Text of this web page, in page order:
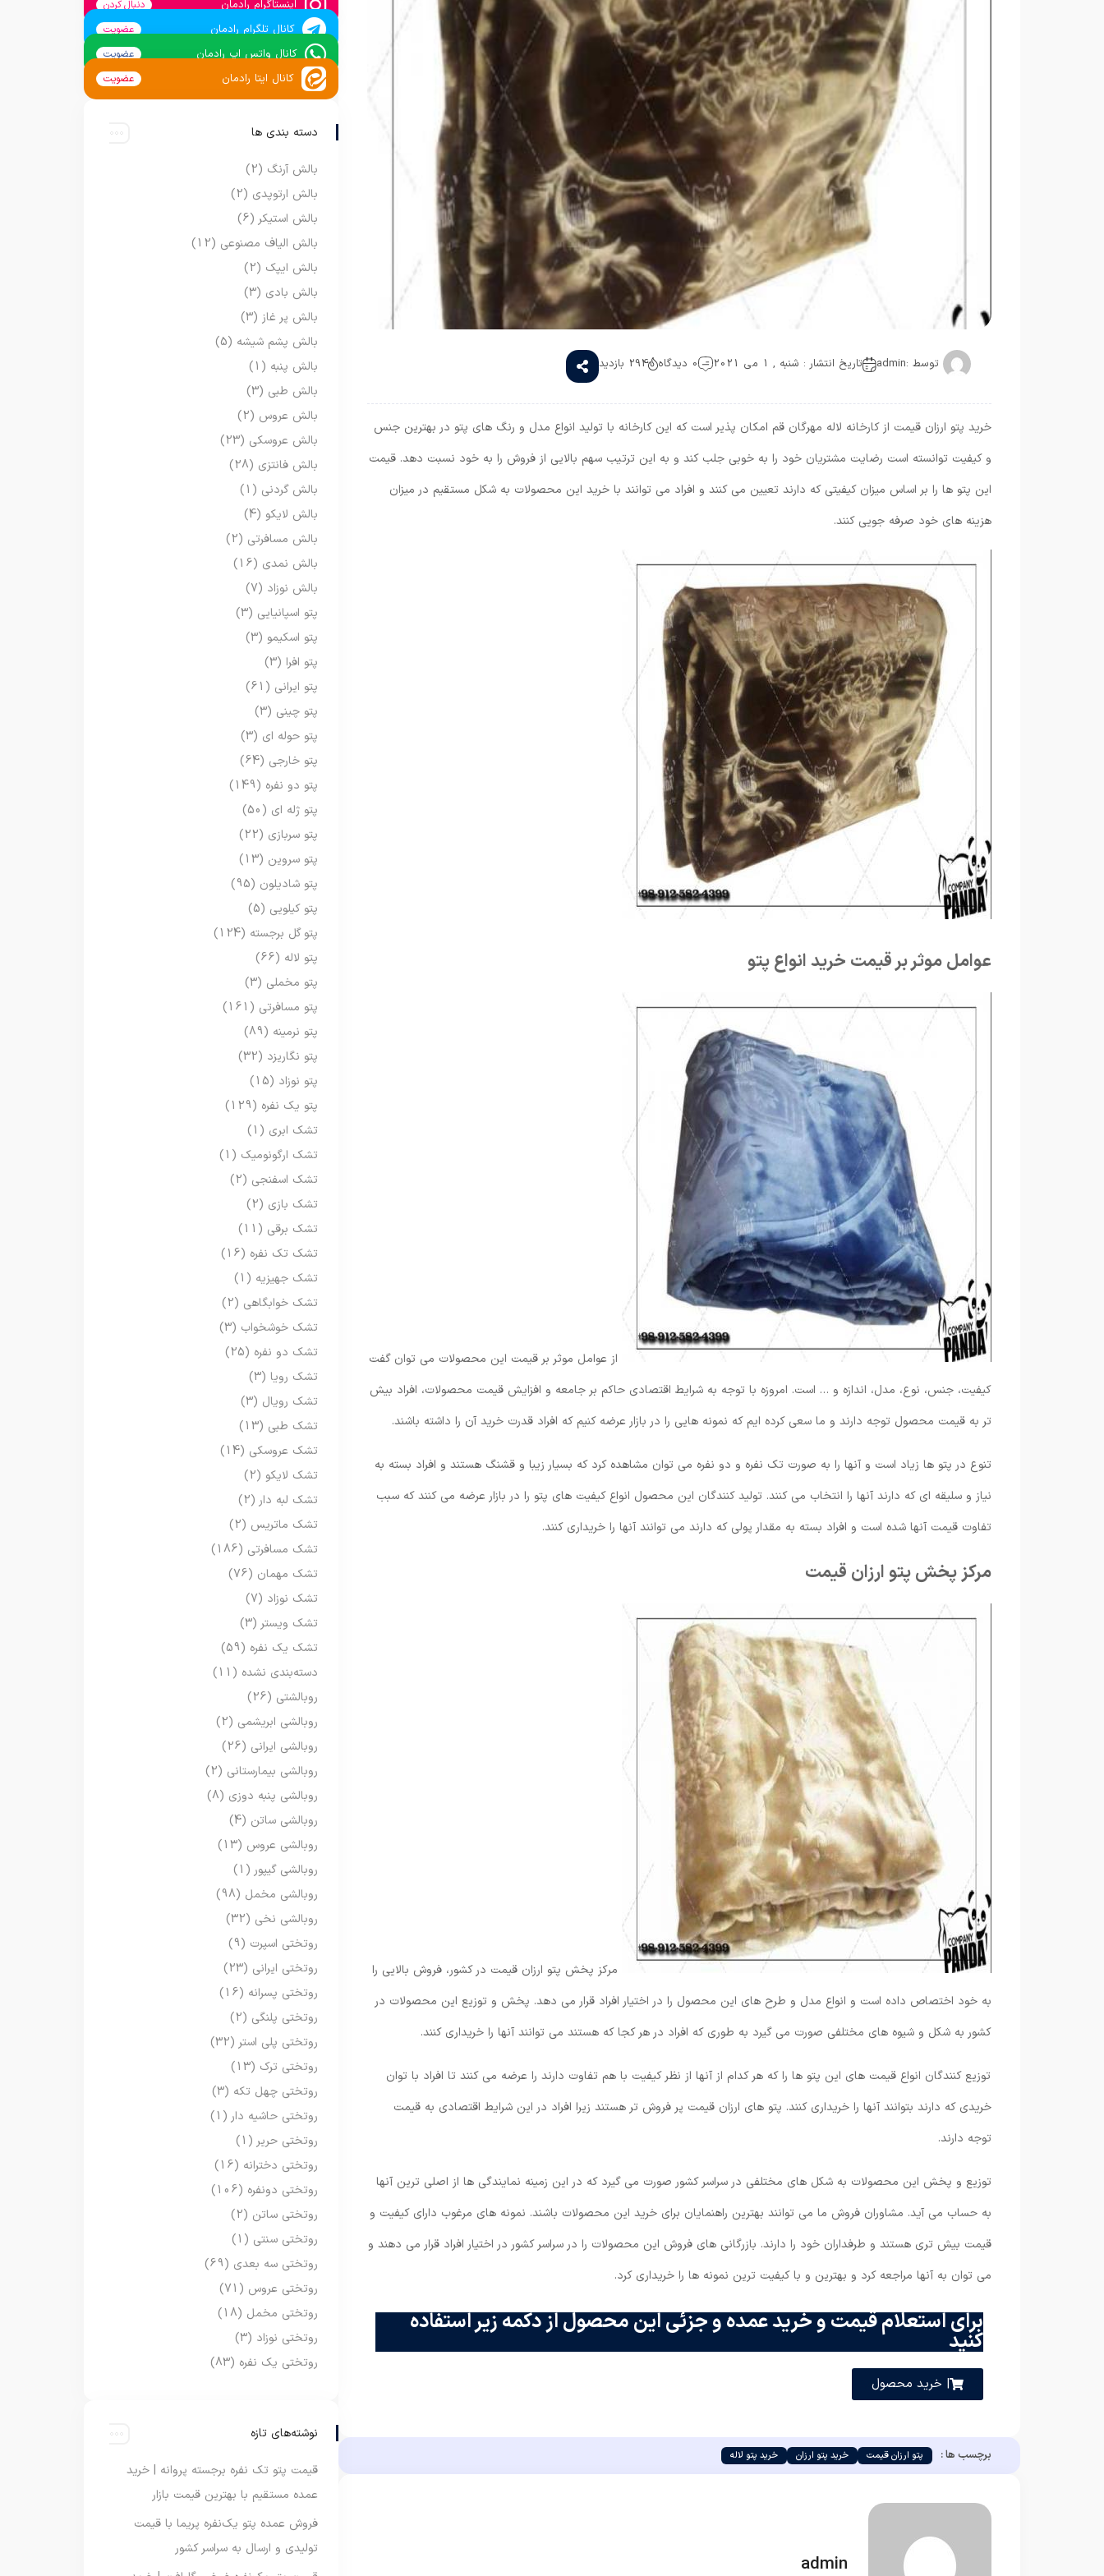
توسط :admin تاریخ انتشار : شنبه , 1 می 2021 0 دیدگاه 294 بازدید
خرید پتو ارزان قیمت از کارخانه لاله مهرگان قم امکان پذیر است که این کارخانه با تولید انواع مدل و رنگ های پتو در بهترین جنس
و کیفیت توانسته است رضایت مشتریان خود را به خوبی جلب کند و به این ترتیب سهم بالایی از فروش را به خود نسبت دهد. قیمت
این پتو ها را بر اساس میزان کیفیتی که دارند تعیین می کنند و افراد می توانند با خرید این محصولات به شکل مستقیم در میزان
هزینه های خود صرفه جویی کنند.
عوامل موثر بر قیمت خرید انواع پتو
از عوامل موثر بر قیمت این محصولات می توان گفت
کیفیت، جنس، نوع، مدل، اندازه و … است. امروزه با توجه به شرایط اقتصادی حاکم بر جامعه و افزایش قیمت محصولات، افراد بیش
تر به قیمت محصول توجه دارند و ما سعی کرده ایم که نمونه هایی را در بازار عرضه کنیم که افراد قدرت خرید آن را داشته باشند.
تنوع در پتو ها زیاد است و آنها را به صورت تک نفره و دو نفره می توان مشاهده کرد که بسیار زیبا و قشنگ هستند و افراد بسته به
نیاز و سلیقه ای که دارند آنها را انتخاب می کنند. تولید کنندگان این محصول انواع کیفیت های پتو را در بازار عرضه می کنند که سبب
تفاوت قیمت آنها شده است و افراد بسته به مقدار پولی که دارند می توانند آنها را خریداری کنند.
مرکز پخش پتو ارزان قیمت
مرکز پخش پتو ارزان قیمت در کشور، فروش بالایی را
به خود اختصاص داده است و انواع مدل و طرح های این محصول را در اختیار افراد قرار می دهد. پخش و توزیع این محصولات در
کشور به شکل و شیوه های مختلفی صورت می گیرد به طوری که افراد در هر کجا که هستند می توانند آنها را خریداری کنند.
توزیع کنندگان انواع قیمت های این پتو ها را که هر کدام از آنها از نظر کیفیت با هم تفاوت دارند را عرضه می کنند تا افراد با توان
خریدی که دارند بتوانند آنها را خریداری کنند. پتو های ارزان قیمت پر فروش تر هستند زیرا افراد در این شرایط اقتصادی به قیمت
توجه دارند.
توزیع و پخش این محصولات به شکل های مختلفی در سراسر کشور صورت می گیرد که در این زمینه نمایندگی ها از اصلی ترین آنها
به حساب می آید. مشاوران فروش ما می توانند بهترین راهنمایان برای خرید این محصولات باشند. نمونه های مرغوب دارای کیفیت و
قیمت بیش تری هستند و طرفداران خود را دارند. بازرگانی های فروش این محصولات را در سراسر کشور در اختیار افراد قرار می دهند و
می توان به آنها مراجعه کرد و بهترین و با کیفیت ترین نمونه ها را خریداری کرد.
برای استعلام قیمت و خرید عمده و جزئی این محصول از دکمه زیر استفاده
کنید
| خرید محصول
برچسب ها : پتو ارزان قیمت خرید پتو ارزان خرید پتو لاله
admin
اینستاگرام رادمان دنبال کردن
کانال تلگرام رادمان عضویت
کانال واتس اپ رادمان عضویت
کانال ایتا رادمان عضویت
دسته بندی ها
بالش آرنگ (2)
بالش ارتوپدی (2)
بالش استیکر (6)
بالش الیاف مصنوعی (12)
بالش ایپک (2)
بالش بادی (3)
بالش پر غاز (3)
بالش پشم شیشه (5)
بالش پنبه (1)
بالش طبی (3)
بالش عروس (2)
بالش عروسکی (23)
بالش فانتزی (28)
بالش گردنی (1)
بالش لایکو (4)
بالش مسافرتی (2)
بالش نمدی (16)
بالش نوزاد (7)
پتو اسپانیایی (3)
پتو اسکیمو (3)
پتو افرا (3)
پتو ایرانی (61)
پتو چینی (3)
پتو حوله ای (3)
پتو خارجی (64)
پتو دو نفره (149)
پتو ژله ای (50)
پتو سربازی (22)
پتو سروین (13)
پتو شادیلون (95)
پتو کیلویی (5)
پتو گل برجسته (124)
پتو لاله (66)
پتو مخملی (3)
پتو مسافرتی (161)
پتو نرمینه (89)
پتو نگاریزد (32)
پتو نوزاد (15)
پتو یک نفره (129)
تشک ابری (1)
تشک ارگونومیک (1)
تشک اسفنجی (2)
تشک بازی (2)
تشک برقی (11)
تشک تک نفره (16)
تشک جهیزیه (1)
تشک خوابگاهی (2)
تشک خوشخواب (3)
تشک دو نفره (25)
تشک رویا (3)
تشک رویال (3)
تشک طبی (13)
تشک عروسکی (14)
تشک لایکو (2)
تشک لبه دار (2)
تشک ماتریس (2)
تشک مسافرتی (186)
تشک مهمان (76)
تشک نوزاد (7)
تشک ویستر (3)
تشک یک نفره (59)
دسته‌بندی نشده (11)
روبالشتی (26)
روبالشی ابریشمی (2)
روبالشی ایرانی (26)
روبالشی بیمارستانی (2)
روبالشی پنبه دوزی (8)
روبالشی ساتن (4)
روبالشی عروس (13)
روبالشی گیپور (1)
روبالشی مخمل (98)
روبالشی نخی (32)
روتختی اسپرت (9)
روتختی ایرانی (23)
روتختی پسرانه (16)
روتختی پلنگی (2)
روتختی پلی استر (32)
روتختی ترک (13)
روتختی چهل تکه (3)
روتختی حاشیه دار (1)
روتختی حریر (1)
روتختی دخترانه (16)
روتختی دونفره (106)
روتختی ساتن (2)
روتختی سنتی (1)
روتختی سه بعدی (69)
روتختی عروس (71)
روتختی مخمل (18)
روتختی نوزاد (3)
روتختی یک نفره (83)
نوشته‌های تازه
قیمت پتو تک نفره برجسته پروانه | خرید
عمده مستقیم با بهترین قیمت بازار
فروش عمده پتو یک‌نفره پریما با قیمت
تولیدی و ارسال به سراسر کشور